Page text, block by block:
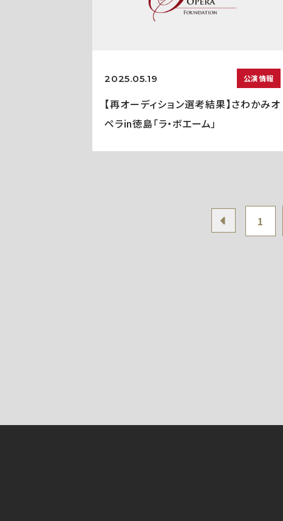
2025.05.19 公演情報
【再オーディション選考結果】さわかみオ
ペラin徳島「ラ・ボエーム」
1